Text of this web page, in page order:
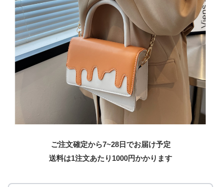
ご注文確定から7~28日でお届け予定
送料は1注文あたり 1000円かかります